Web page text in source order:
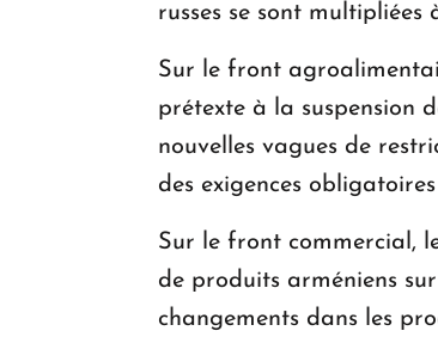
russes se sont multipliées
Sur le front
prétexte à la suspension
nouvelles vagues de
des exigences
Sur le front commercial,
de produits arméniens
changements dans les